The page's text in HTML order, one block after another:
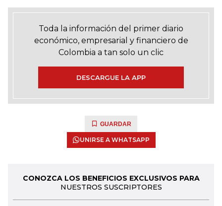
Toda la información del primer diario
económico, empresarial y financiero de
Colombia a tan solo un clic
DESCARGUE LA APP
GUARDAR
UNIRSE A WHATSAPP
CONOZCA LOS BENEFICIOS EXCLUSIVOS PARA
NUESTROS SUSCRIPTORES